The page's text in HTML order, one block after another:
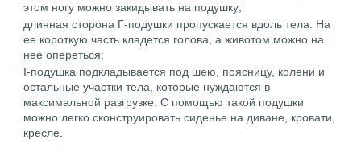
этом ногу можно закидывать на подушку;
длинная сторона Г-подушки пропускается вдоль тела. На
ее короткую часть кладется голова, а животом можно на
нее опереться;
I-подушка подкладывается под шею, поясницу, колени и
остальные участки тела, которые нуждаются в
максимальной разгрузке. С помощью такой подушки
можно легко сконструировать сиденье на диване, кровати,
кресле.